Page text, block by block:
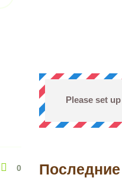
0
Please set
Последние